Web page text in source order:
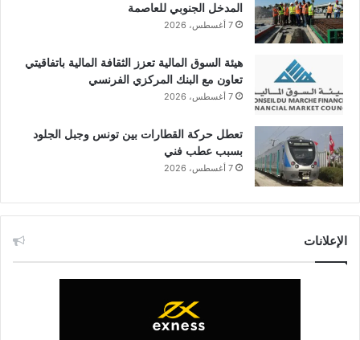
المدخل الجنوبي للعاصمة
7 أغسطس، 2026
هيئة السوق المالية تعزز الثقافة المالية باتفاقيتي
تعاون مع البنك المركزي الفرنسي
7 أغسطس، 2026
تعطل حركة القطارات بين تونس وجبل الجلود
بسبب عطب فني
7 أغسطس، 2026
الإعلانات